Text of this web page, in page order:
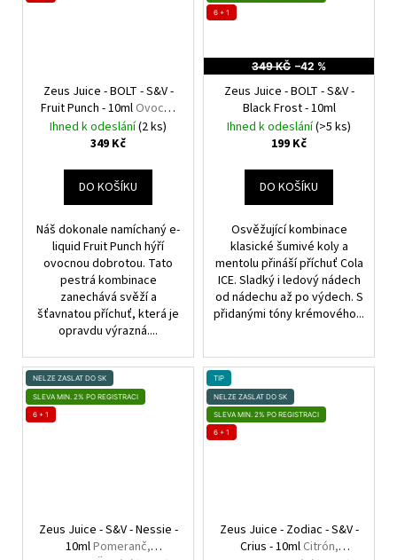
Zeus Juice - BOLT - S&V -
Fruit Punch - 10ml Ovocný
mix
Ihned k odeslání(2 ks)
349 Kč
DO KOŠÍKU
Náš dokonale namíchaný e-
liquid Fruit Punch hýří
ovocnou dobrotou. Tato
pestrá kombinace
zanechává svěží a
šťavnatou příchuť, která je
opravdu výrazná....
6 + 1
349 KČ –42 %
Zeus Juice - BOLT - S&V -
Black Frost - 10ml
Ihned k odeslání(>5 ks)
199 Kč
DO KOŠÍKU
Osvěžující kombinace
klasické šumivé koly a
mentolu přináší příchuť Cola
ICE. Sladký i ledový nádech
od nádechu až po výdech. S
přidanými tóny krémového...
NELZE ZASLAT DO SK
SLEVA MIN. 2% PO REGISTRACI
6 + 1
Zeus Juice - S&V - Nessie -
10mlPomeranč,
TIP
NELZE ZASLAT DO SK
SLEVA MIN. 2% PO REGISTRACI
6 + 1
Zeus Juice - Zodiac - S&V -
Crius - 10ml Citrón,